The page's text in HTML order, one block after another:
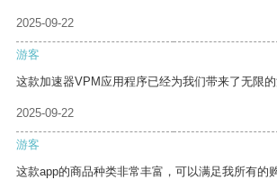
2025-09-22
游客
这款加速器VPM应用程序已经为我们带来了无限的
2025-09-22
游客
这款app的商品种类非常丰富，可以满足我所有的